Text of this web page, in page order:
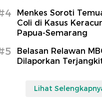
Menkes Soroti
Coli di Kasus
Papua-Semarang
Belasan Relawan
Dilaporkan
Lihat